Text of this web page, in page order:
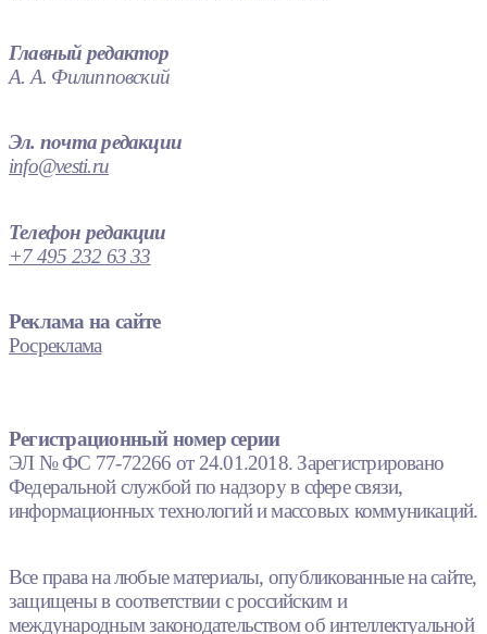
Главный редактор
А. А. Филипповский
Эл. почта редакции
info@vesti.ru
Телефон редакции
+7 495 232 63 33
Реклама на сайте
Росреклама
Регистрационный номер серии
ЭЛ № ФС 77-72266 от 24.01.2018. Зарегистрировано
Федеральной службой по надзору в сфере связи,
информационных технологий и массовых коммуникаций.
Все права на любые материалы, опубликованные на сайте,
защищены в соответствии с российским и
международным законодательством об интеллектуальной